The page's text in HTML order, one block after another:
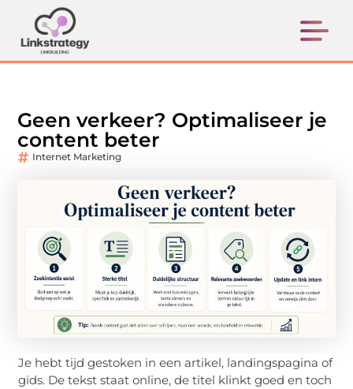
Geen verkeer? Optimaliseer je
content beter
Internet Marketing
Je hebt tijd gestoken in een artikel, landingspagina of
gids. De tekst staat online, de titel klinkt goed en toch